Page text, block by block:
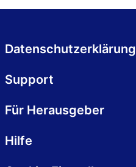
Datenschutzerklärung
Support
Für Herausgeber
Hilfe